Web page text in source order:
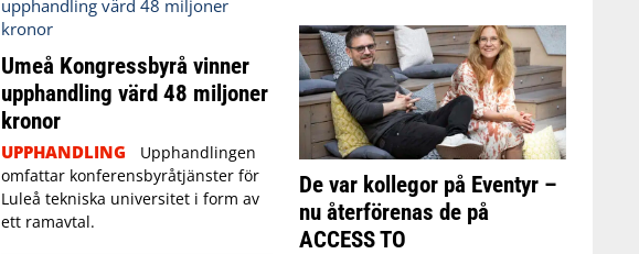
Umeå Kongressbyrå vinner
upphandling värd 48 miljoner
kronor
UPPHANDLING
Upphandlingen
omfattar konferensbyråtjänster för
Luleå tekniska universitet i form av
ett ramavtal.
De var kollegor på Eventyr –
nu återförenas de på
ACCESS TO